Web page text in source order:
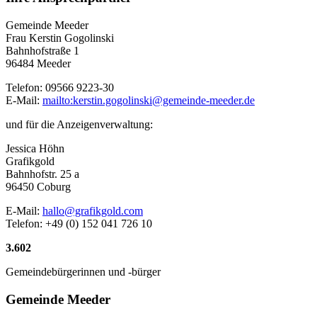
Gemeinde Meeder
Frau Kerstin Gogolinski
Bahnhofstraße 1
96484 Meeder
Telefon: 09566 9223-30
E-Mail: mailto:kerstin.gogolinski@gemeinde-meeder.de
und für die Anzeigenverwaltung:
Jessica Höhn
Grafikgold
Bahnhofstr. 25 a
96450 Coburg
E-Mail: hallo@grafikgold.com
Telefon: +49 (0) 152 041 726 10
3.602
Gemeindebürgerinnen und -bürger
Gemeinde Meeder